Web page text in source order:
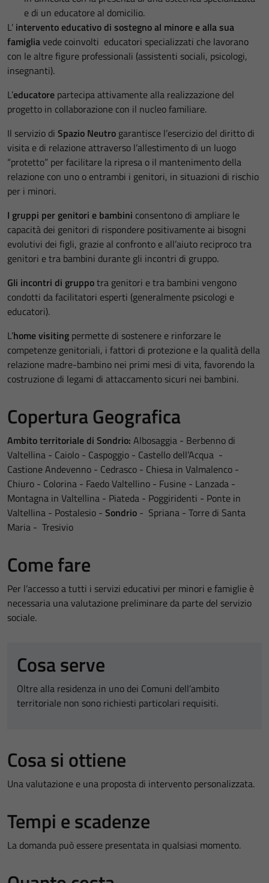
e di un educatore al domicilio.
L’ intervento educativo di sostegno al minore e alla sua
famigliavede coinvolti educatori specializzati che lavorano
con le altre figure professionali (assistenti sociali, psicologi,
insegnanti).
L’educatore partecipa attivamente alla realizzazione del
progetto in collaborazione con il nucleo familiare.
Il servizio di Spazio Neutro garantisce l’esercizio del diritto di
visita e di relazione attraverso l’allestimento di un luogo
“protetto” per facilitare la ripresa o il mantenimento della
relazione con uno o entrambi i genitori, in situazioni di rischio
per i minori.
I gruppi per genitori e bambini consentono di ampliare le
capacità dei genitori di rispondere positivamente ai bisogni
evolutivi dei figli, grazie al confronto e all’aiuto reciproco tra
genitori e tra bambini durante gli incontri di gruppo.
Gli incontri di gruppotra genitori e tra bambini vengono
condotti da facilitatori esperti (generalmente psicologi e
educatori).
L’home visiting permette di sostenere e rinforzare le
competenze genitoriali, i fattori di protezione e la qualità della
relazione madre-bambino nei primi mesi di vita, favorendo la
costruzione di legami di attaccamento sicuri nei bambini.
Copertura Geografica
Ambito territoriale di Sondrio: Albosaggia - Berbenno di
Valtellina - Caiolo - Caspoggio - Castello dell’Acqua -
Castione Andevenno - Cedrasco - Chiesa in Valmalenco -
Chiuro - Colorina - Faedo Valtellino - Fusine - Lanzada -
Montagna in Valtellina - Piateda - Poggiridenti - Ponte in
Valtellina - Postalesio - Sondrio - Spriana - Torre di Santa
Maria - Tresivio
Come fare
Per l’accesso a tutti i servizi educativi per minori e famiglie è
necessaria una valutazione preliminare da parte del servizio
sociale.
Cosa serve
Oltre alla residenza in uno dei Comuni dell’ambito
territoriale non sono richiesti particolari requisiti.
Cosa si ottiene
Una valutazione e una proposta di intervento personalizzata.
Tempi e scadenze
La domanda può essere presentata in qualsiasi momento.